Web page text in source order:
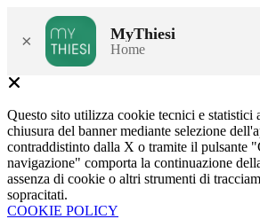
× MyThiesi
Home
Questo sito utilizza cookie tecnici e statistici
chiusura del banner mediante selezione
contraddistinto dalla X o tramite il pulsante
navigazione" comporta la continuazione
assenza di cookie o altri strumenti di
sopracitati.
COOKIE POLICY